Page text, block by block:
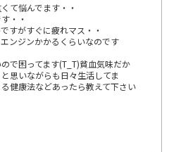
て悩んでます・・
・・
すがすぐに疲れマス・・
ンジンかかるくらいなのです
で困ってます(T_T)貧血気味だか
思いながらも日々生活してま
健康法などあったら教えて下さい